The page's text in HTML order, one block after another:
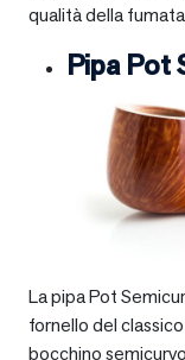
qualità della
Pipa Pot
La pipa Pot
fornello del
bocchino